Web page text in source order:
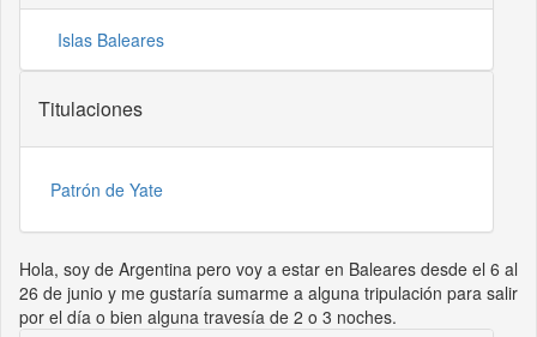
Islas Baleares
Titulaciones
Patrón de Yate
Hola, soy de Argentina pero voy a estar en Baleares desde el 6 al
26 de junio y me gustaría sumarme a alguna tripulación para salir
por el día o bien alguna travesía de 2 o 3 noches.